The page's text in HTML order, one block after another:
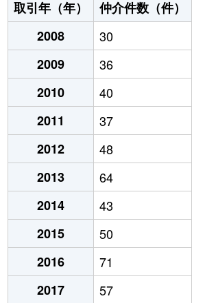
取引年（年）
仲介件数（件）
2008
30
2009
36
2010
40
2011
37
2012
48
2013
64
2014
43
2015
50
2016
71
2017
57